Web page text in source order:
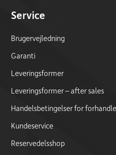
Service
Brugervejledning
Garanti
Leveringsformer
Leveringsformer – after sales
Handelsbetingelser for
Kundeservice
Reservedelsshop